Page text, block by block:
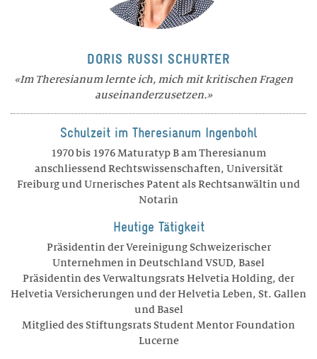
DORIS RUSSI SCHURTER
Im Theresianum lernte ich, mich mit kritischen Fragen
auseinanderzusetzen.
Schulzeit im Theresianum Ingenbohl
1970 bis 1976 Maturatyp B am Theresianum
anschliessend Rechtswissenschaften, Universität
Freiburg und Urnerisches Patent als Rechtsanwältin und
Notarin
Heutige Tätigkeit
Präsidentin der Vereinigung Schweizerischer
Unternehmen in Deutschland VSUD, Basel
Präsidentin des Verwaltungsrats Helvetia Holding, der
Helvetia Versicherungen und der Helvetia Leben, St. Gallen
und Basel
Mitglied des Stiftungsrats Student Mentor Foundation
Lucerne